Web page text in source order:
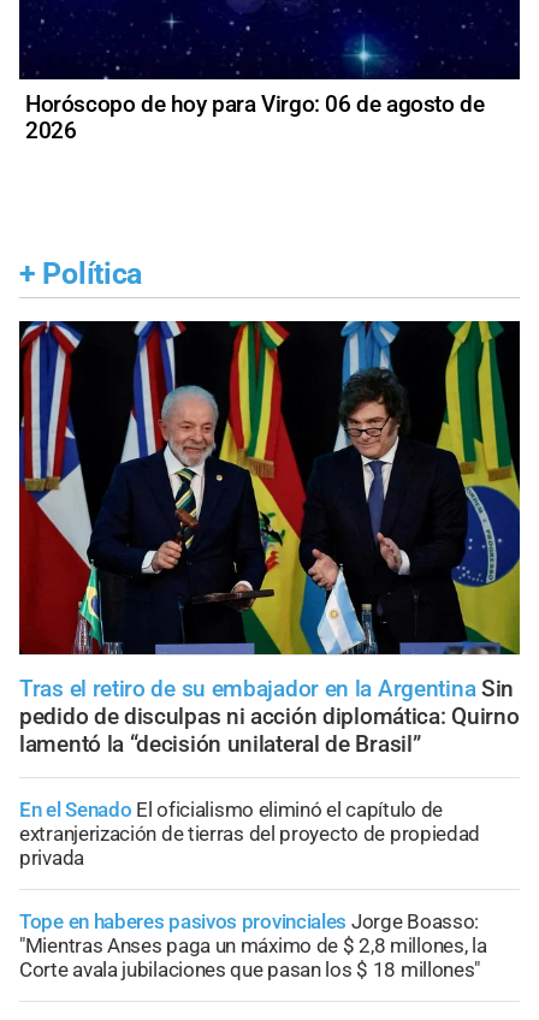
Horóscopo de hoy para Virgo: 06 de agosto de
2026
+ Política
Tras el retiro de su embajador en la Argentina Sin
pedido de disculpas ni acción diplomática: Quirno
lamentó la “decisión unilateral de Brasil”
En el Senado El oficialismo eliminó el capítulo de
extranjerización de tierras del proyecto de propiedad
privada
Tope en haberes pasivos provinciales Jorge Boasso:
"Mientras Anses paga un máximo de $ 2,8 millones, la
Corte avala jubilaciones que pasan los $ 18 millones"